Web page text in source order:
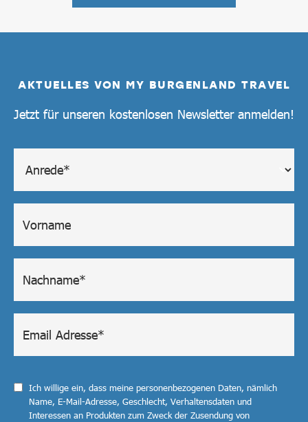
AKTUELLES VON MY BURGENLAND TRAVEL
Jetzt für unseren kostenlosen Newsletter anmelden!
Ich willige ein, dass meine personenbezogenen Daten, nämlich
Name, E-Mail-Adresse, Geschlecht, Verhaltensdaten und
Interessen an Produkten zum Zweck der Zusendung von